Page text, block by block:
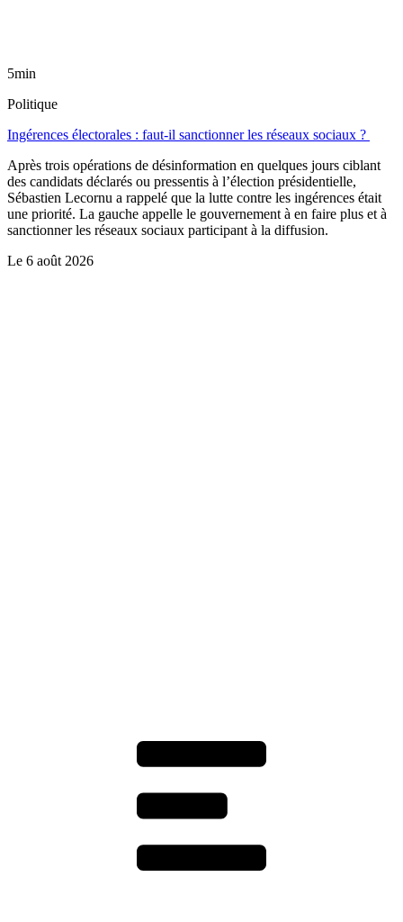
5min
Politique
Ingérences électorales : faut-il sanctionner les réseaux sociaux ?
Après trois opérations de désinformation en quelques jours ciblant
des candidats déclarés ou pressentis à l’élection présidentielle,
Sébastien Lecornu a rappelé que la lutte contre les ingérences était
une priorité. La gauche appelle le gouvernement à en faire plus et à
sanctionner les réseaux sociaux participant à la diffusion.
Le 6 août 2026